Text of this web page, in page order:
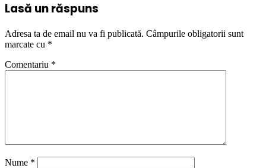
Lasă un răspuns
Adresa ta de email nu va fi publicată. Câmpurile obligatorii sunt
marcate cu *
Comentariu *
Nume *